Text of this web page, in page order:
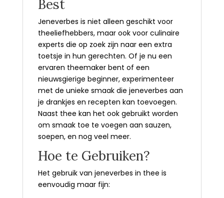
Best
Jeneverbes is niet alleen geschikt voor
theeliefhebbers, maar ook voor culinaire
experts die op zoek zijn naar een extra
toetsje in hun gerechten. Of je nu een
ervaren theemaker bent of een
nieuwsgierige beginner, experimenteer
met de unieke smaak die jeneverbes aan
je drankjes en recepten kan toevoegen.
Naast thee kan het ook gebruikt worden
om smaak toe te voegen aan sauzen,
soepen, en nog veel meer.
Hoe te Gebruiken?
Het gebruik van jeneverbes in thee is
eenvoudig maar fijn: